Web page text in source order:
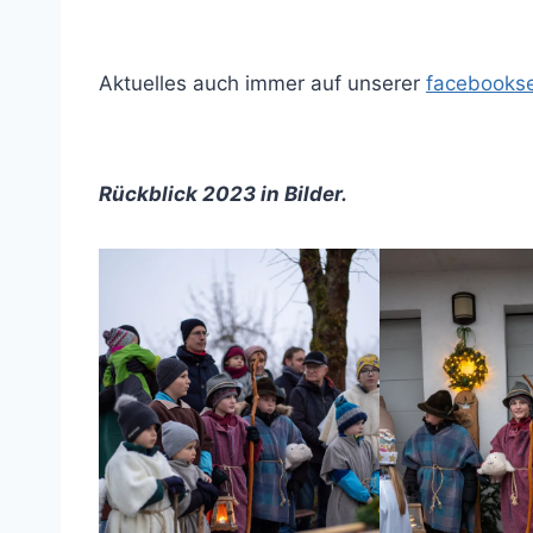
Aktuelles auch immer auf unserer
Rückblick 2023 in Bilder.